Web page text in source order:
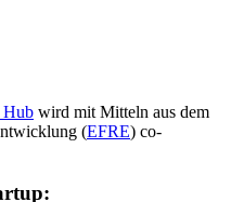
Hub wird mit Mitteln aus dem
(EFRE) co-